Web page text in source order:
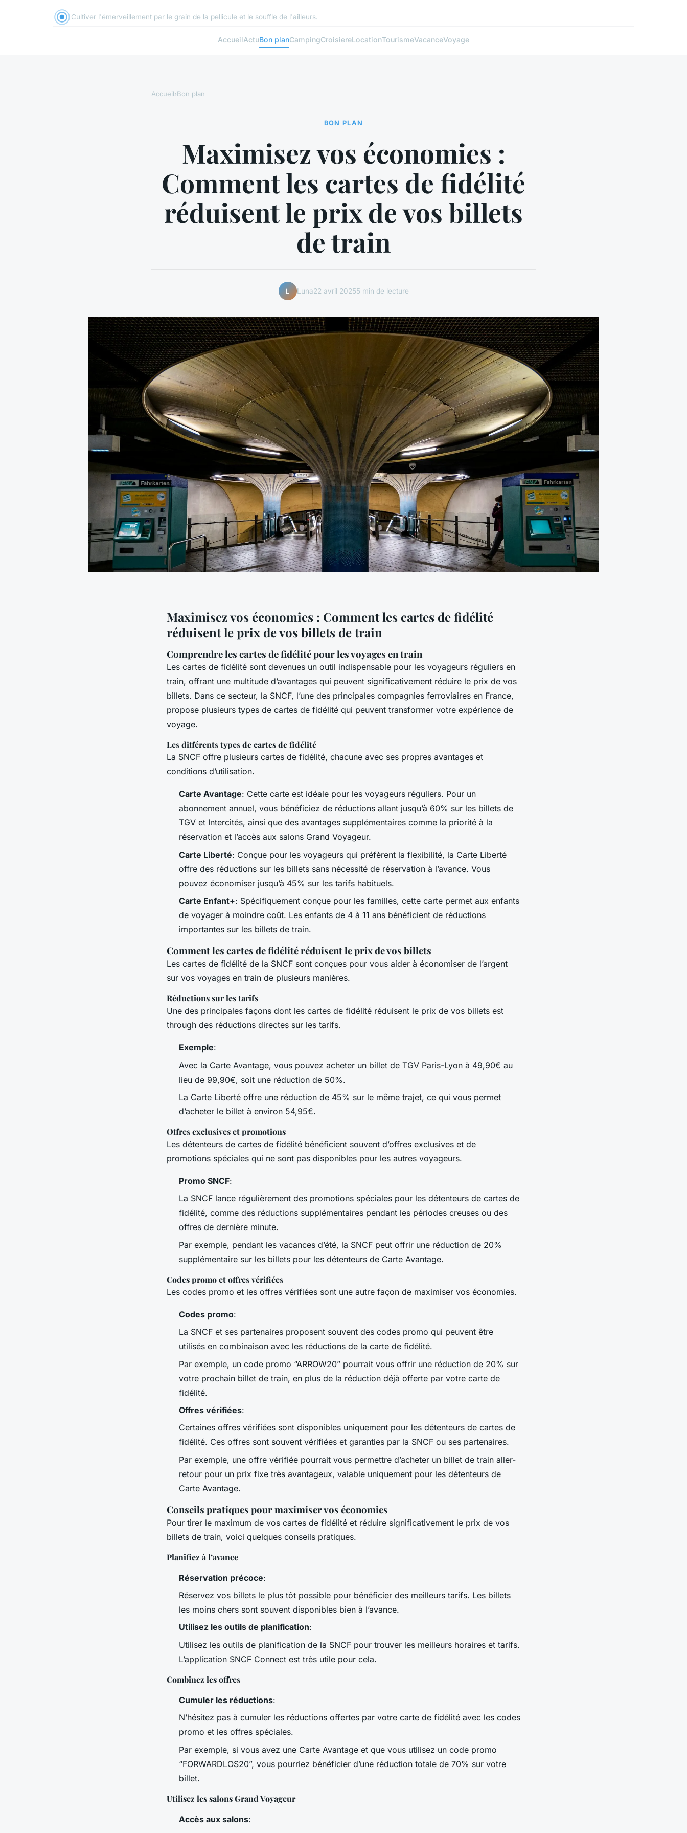
Cultiver l'émerveillement par le grain de la pellicule et le souffle de l'ailleurs.
AccueilActuBon planCampingCroisiereLocationTourismeVacanceVoyage
Accueil›Bon plan
BON PLAN
Maximisez vos économies :
Comment les cartes de fidélité
réduisent le prix de vos billets
de train
L Luna22 avril 20255 min de lecture
Maximisez vos économies : Comment les cartes de fidélité
réduisent le prix de vos billets de train
Comprendre les cartes de fidélité pour les voyages en train
Les cartes de fidélité sont devenues un outil indispensable pour les voyageurs réguliers en
train, offrant une multitude d’avantages qui peuvent significativement réduire le prix de vos
billets. Dans ce secteur, la SNCF, l’une des principales compagnies ferroviaires en France,
propose plusieurs types de cartes de fidélité qui peuvent transformer votre expérience de
voyage.
Les différents types de cartes de fidélité
La SNCF offre plusieurs cartes de fidélité, chacune avec ses propres avantages et
conditions d’utilisation.
Carte Avantage: Cette carte est idéale pour les voyageurs réguliers. Pour un
abonnement annuel, vous bénéficiez de réductions allant jusqu’à 60% sur les billets de
TGV et Intercités, ainsi que des avantages supplémentaires comme la priorité à la
réservation et l’accès aux salons Grand Voyageur.
Carte Liberté: Conçue pour les voyageurs qui préfèrent la flexibilité, la Carte Liberté
offre des réductions sur les billets sans nécessité de réservation à l’avance. Vous
pouvez économiser jusqu’à 45% sur les tarifs habituels.
Carte Enfant+: Spécifiquement conçue pour les familles, cette carte permet aux enfants
de voyager à moindre coût. Les enfants de 4 à 11 ans bénéficient de réductions
importantes sur les billets de train.
Comment les cartes de fidélité réduisent le prix de vos billets
Les cartes de fidélité de la SNCF sont conçues pour vous aider à économiser de l’argent
sur vos voyages en train de plusieurs manières.
Réductions sur les tarifs
Une des principales façons dont les cartes de fidélité réduisent le prix de vos billets est
through des réductions directes sur les tarifs.
Exemple:
Avec la Carte Avantage, vous pouvez acheter un billet de TGV Paris-Lyon à 49,90€ au
lieu de 99,90€, soit une réduction de 50%.
La Carte Liberté offre une réduction de 45% sur le même trajet, ce qui vous permet
d’acheter le billet à environ 54,95€.
Offres exclusives et promotions
Les détenteurs de cartes de fidélité bénéficient souvent d’offres exclusives et de
promotions spéciales qui ne sont pas disponibles pour les autres voyageurs.
Promo SNCF:
La SNCF lance régulièrement des promotions spéciales pour les détenteurs de cartes de
fidélité, comme des réductions supplémentaires pendant les périodes creuses ou des
offres de dernière minute.
Par exemple, pendant les vacances d’été, la SNCF peut offrir une réduction de 20%
supplémentaire sur les billets pour les détenteurs de Carte Avantage.
Codes promo et offres vérifiées
Les codes promo et les offres vérifiées sont une autre façon de maximiser vos économies.
Codes promo:
La SNCF et ses partenaires proposent souvent des codes promo qui peuvent être
utilisés en combinaison avec les réductions de la carte de fidélité.
Par exemple, un code promo “ARROW20” pourrait vous offrir une réduction de 20% sur
votre prochain billet de train, en plus de la réduction déjà offerte par votre carte de
fidélité.
Offres vérifiées:
Certaines offres vérifiées sont disponibles uniquement pour les détenteurs de cartes de
fidélité. Ces offres sont souvent vérifiées et garanties par la SNCF ou ses partenaires.
Par exemple, une offre vérifiée pourrait vous permettre d’acheter un billet de train aller-
retour pour un prix fixe très avantageux, valable uniquement pour les détenteurs de
Carte Avantage.
Conseils pratiques pour maximiser vos économies
Pour tirer le maximum de vos cartes de fidélité et réduire significativement le prix de vos
billets de train, voici quelques conseils pratiques.
Planifiez à l’avance
Réservation précoce:
Réservez vos billets le plus tôt possible pour bénéficier des meilleurs tarifs. Les billets
les moins chers sont souvent disponibles bien à l’avance.
Utilisez les outils de planification:
Utilisez les outils de planification de la SNCF pour trouver les meilleurs horaires et tarifs.
L’application SNCF Connect est très utile pour cela.
Combinez les offres
Cumuler les réductions:
N’hésitez pas à cumuler les réductions offertes par votre carte de fidélité avec les codes
promo et les offres spéciales.
Par exemple, si vous avez une Carte Avantage et que vous utilisez un code promo
“FORWARDLOS20”, vous pourriez bénéficier d’une réduction totale de 70% sur votre
billet.
Utilisez les salons Grand Voyageur
Accès aux salons: